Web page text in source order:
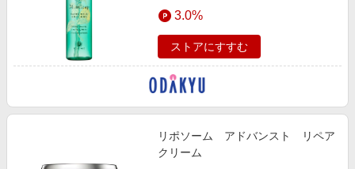
3.0%
ストアにすすむ
リポソーム アドバンスト リペア
クリーム